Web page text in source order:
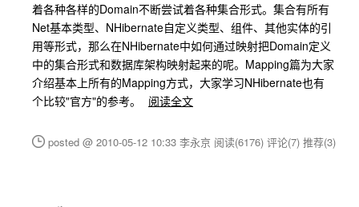
着各种各样的Domain不断尝试着各种集合形式。集合有所有
Net基本类型、NHibernate自定义类型、组件、其他实体的引
用等形式，那么在NHibernate中如何通过映射把Domain定义
中的集合形式和数据库架构映射起来的呢。Mapping篇为大家
介绍基本上所有的Mapping方式，大家学习NHibernate也有
个比较"官方"的参考。
阅读全文
posted @ 2010-05-12 10:33 李永京 阅读(6176) 评论(7) 推荐(3)